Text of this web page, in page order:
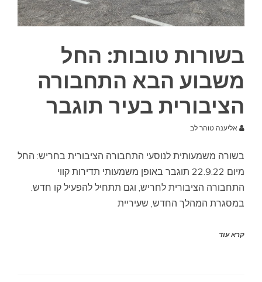
בשורות טובות: החל
משבוע הבא התחבורה
הציבורית בעיר תוגבר
אליענה טוהר לב
בשורה משמעותית לנוסעי התחבורה הציבורית בחריש: החל
מיום 22.9.22 תוגבר באופן משמעותי תדירות קווי
התחבורה הציבורית לחריש, וגם תתחיל להפעיל קו חדש.
במסגרת המהלך החדש, שעיריית
קרא עוד